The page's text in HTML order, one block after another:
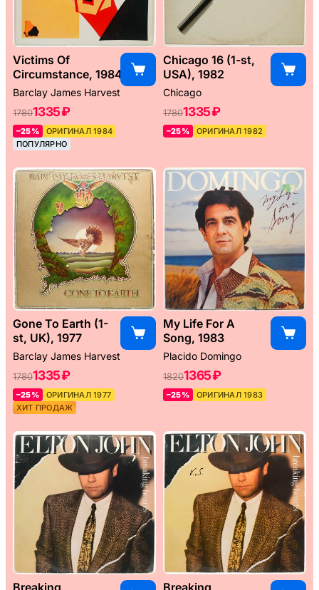
Victims Of
Circumstance, 1984
Barclay James Harvest
17801335 ₽
–25%
ОРИГИНАЛ 1984
ПОПУЛЯРНО
Chicago 16 (1-st,
USA), 1982
Chicago
17801335 ₽
–25% ОРИГИНАЛ 1982
Gone To Earth (1-
st, UK), 1977
Barclay James Harvest
17801335 ₽
–25%
ОРИГИНАЛ 1977
ХИТ ПРОДАЖ
My Life For A
Song, 1983
Placido Domingo
18201365 ₽
–25% ОРИГИНАЛ 1983
Breaking
Breaking